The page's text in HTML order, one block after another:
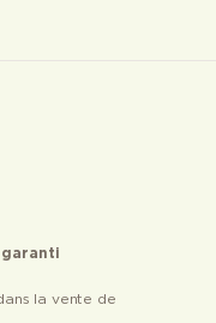
garanti
la vente de